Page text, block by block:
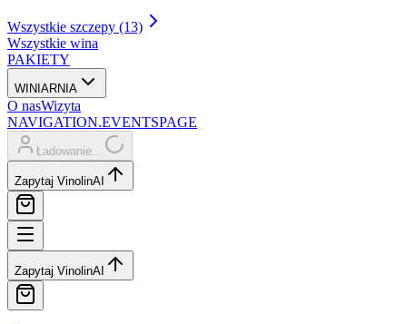
Wszystkie szczepy (13)
Wszystkie wina
PAKIETY
WINIARNIA
O nasWizyta
NAVIGATION.EVENTSPAGE
Ładowanie…
Zapytaj VinolinAI
Zapytaj VinolinAI